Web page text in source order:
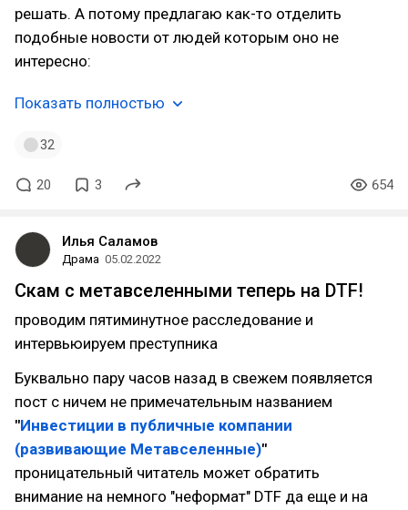
решать. А потому предлагаю как-то отделить
подобные новости от людей которым оно не
интересно:
Показать полностью
32
20 3 654
Илья Саламов
Драма 05.02.2022
Скам с метавселенными теперь на DTF!
проводим пятиминутное расследование и
интервьюируем преступника
Буквально пару часов назад в свежем появляется
пост с ничем не примечательным названием
"Инвестиции в публичные компании
(развивающие Метавселенные)"
проницательный читатель может обратить
внимание на немного "неформат" DTF да еще и на